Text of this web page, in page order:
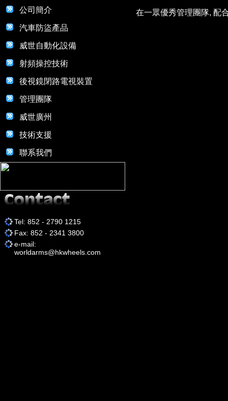
公司簡介
汽車防盜產品
威世自動化設備
射頻操控技術
後視鏡閉路電視裝置
管理團隊
威世廣州
技術支援
聯系我們
Tel: 852 - 2790 1215
Fax: 852 - 2341 3800
e-mail:
worldarms@hkwheels.com
在一眾優秀管理團隊, 配